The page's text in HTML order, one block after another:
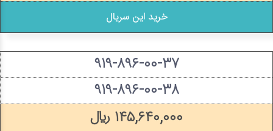
خرید این سریال
۹۱۹-۸۹۶-۰۰-۳۷
۹۱۹-۸۹۶-۰۰-۳۸
۱۴۵,۶۴۰,۰۰۰ ریال